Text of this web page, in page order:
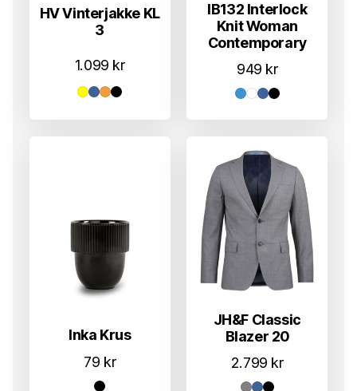
HV Vinterjakke KL
3
1.099 kr
IB132 Interlock
Knit Woman
Contemporary
949 kr
Inka Krus
79 kr
JH&F Classic
Blazer 20
2.799 kr